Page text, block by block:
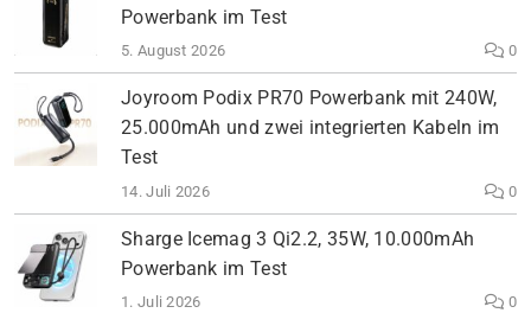
Powerbank im Test
5. August 2026 0
Joyroom Podix PR70 Powerbank mit 240W,
25.000mAh und zwei integrierten Kabeln im
Test
14. Juli 2026 0
Sharge Icemag 3 Qi2.2, 35W, 10.000mAh
Powerbank im Test
1. Juli 2026 0